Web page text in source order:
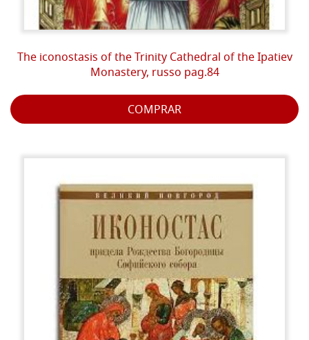
The iconostasis of the Trinity Cathedral of the Ipatiev
Monastery, russo pag.84
COMPRAR